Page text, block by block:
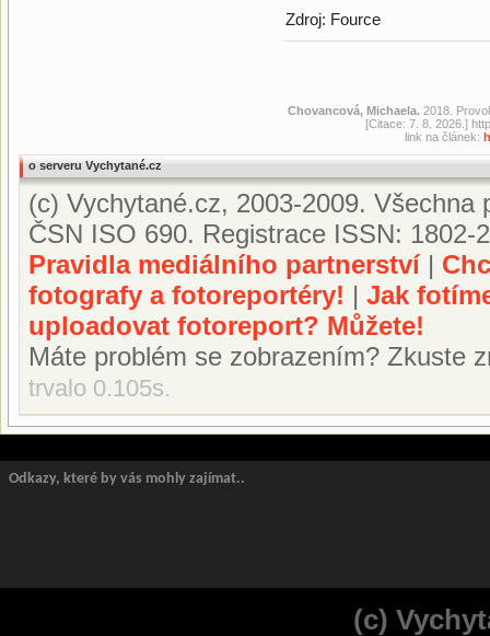
Zdroj: Fource
Chovancová, Michaela. 2018.
[Citace: 7. 8. 2026.]
link na článek:
o serveru Vychytané.cz
(c) Vychytané.cz, 2003-2009.
ČSN ISO 690. Registrace ISSN: 1802-
Pravidla mediálního partnerství|
fotografy a fotoreportéry! | Jak
uploadovat fotoreport? Můžete!
Máte problém se zobrazením? Zkuste
trvalo 0.105s.
Odkazy, které by vás mohly zajímat..
(c)